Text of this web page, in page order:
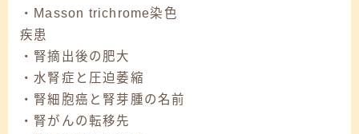
・Masson trichrome染色
疾患
・腎摘出後の肥大
・水腎症と圧迫萎縮
・腎細胞癌と腎芽腫の名前
・腎がんの転移先